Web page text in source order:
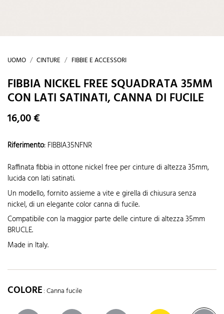
UOMO CINTURE FIBBIE E ACCESSORI
FIBBIA NICKEL FREE SQUADRATA 35MM
CON LATI SATINATI, CANNA DI FUCILE
16,00 €
Riferimento: FIBBIA35NFNR
Raffinata fibbia in ottone nickel free per cinture di altezza 35mm,
lucida con lati satinati.
Un modello, fornito assieme a vite e girella di chiusura senza
nickel, di un elegante color canna di fucile.
Compatibile con la maggior parte delle cinture di altezza 35mm
BRUCLE.
Made in Italy.
COLORE: Canna fucile